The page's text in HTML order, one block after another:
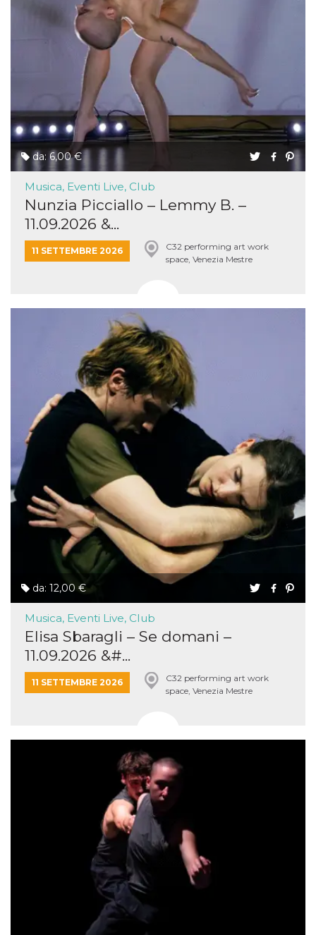
da: 6,00 €
Musica, Eventi Live, Club
Nunzia Picciallo – Lemmy B. –
11.09.2026 &...
11 SETTEMBRE 2026
C32 performing art work
space, Venezia Mestre
da: 12,00 €
Musica, Eventi Live, Club
Elisa Sbaragli – Se domani –
11.09.2026 &#...
11 SETTEMBRE 2026
C32 performing art work
space, Venezia Mestre